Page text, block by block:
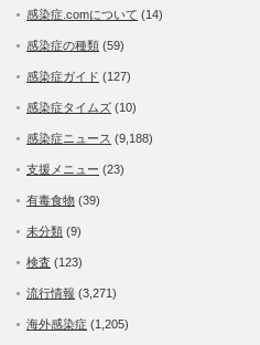
感染症.comについて (14)
感染症の種類 (59)
感染症ガイド (127)
感染症タイムズ (10)
感染症ニュース (9,188)
支援メニュー (23)
有毒食物 (39)
未分類 (9)
検査 (123)
流行情報 (3,271)
海外感染症 (1,205)